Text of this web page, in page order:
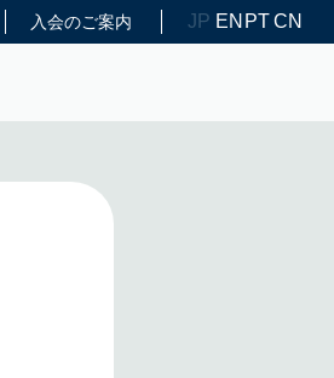
入会のご案内 JP EN PTCN